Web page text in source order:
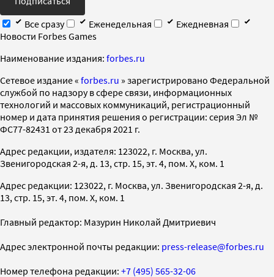
Все сразу
Еженедельная
Ежедневная
Новости Forbes Games
Наименование издания: forbes.ru
Cетевое издание « forbes.ru » зарегистрировано Федеральной
службой по надзору в сфере связи, информационных
технологий и массовых коммуникаций, регистрационный
номер и дата принятия решения о регистрации: серия Эл №
ФС77-82431 от 23 декабря 2021 г.
Адрес редакции, издателя: 123022, г. Москва, ул.
Звенигородская 2-я, д. 13, стр. 15, эт. 4, пом. X, ком. 1
Адрес редакции: 123022, г. Москва, ул. Звенигородская 2-я, д.
13, стр. 15, эт. 4, пом. X, ком. 1
Главный редактор: Мазурин Николай Дмитриевич
Адрес электронной почты редакции: press-release@forbes.ru
Номер телефона редакции: +7 (495) 565-32-06